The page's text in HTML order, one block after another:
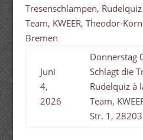
Tresenschlampen,
Team, KWEER, Theodor-
Bremen
Juni
4,
2026
Donnerstag
Schlagt die
Rudelquiz à
Team,
Str. 1,